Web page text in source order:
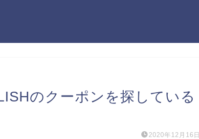
のクーポンを探している
2020年12月16日